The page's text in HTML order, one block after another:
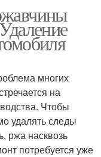
многих
на
Чтобы
удалять следы
ржа насквозь
потребуется уже